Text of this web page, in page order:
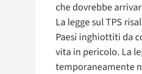
che dovrebbe
La legge sul TPS
Paesi inghiottiti da
vita in pericolo. La
temporaneamente